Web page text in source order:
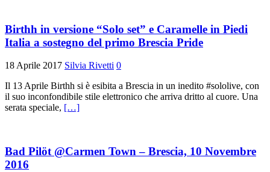
Birthh in versione “Solo set” e Caramelle in Piedi
Italia a sostegno del primo Brescia Pride
18 Aprile 2017 Silvia Rivetti 0
Il 13 Aprile Birthh si è esibita a Brescia in un inedito #sololive, con
il suo inconfondibile stile elettronico che arriva dritto al cuore. Una
serata speciale, […]
Bad Pilöt @Carmen Town – Brescia, 10 Novembre
2016